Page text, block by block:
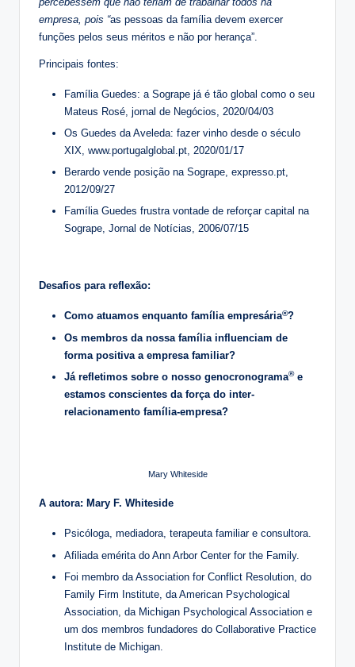
empresa, pois “as pessoas da família devem exercer
funções pelos seus méritos e não por herança”.
Principais fontes:
Família Guedes: a Sogrape já é tão global como o seu
Mateus Rosé, jornal de Negócios, 2020/04/03
Os Guedes da Aveleda: fazer vinho desde o século
XIX, www.portugalglobal.pt, 2020/01/17
Berardo vende posição na Sogrape, expresso.pt,
2012/09/27
Família Guedes frustra vontade de reforçar capital na
Sogrape, Jornal de Notícias, 2006/07/15
Desafios para reflexão:
Como atuamos enquanto família empresária®?
Os membros da nossa família influenciam de
forma positiva a empresa familiar?
Já refletimos sobre o nosso genocronograma®e
estamos conscientes da força do inter-
relacionamento família-empresa?
Mary Whiteside
A autora: Mary F. Whiteside
Psicóloga, mediadora, terapeuta familiar e consultora.
Afiliada emérita do Ann Arbor Center for the Family.
Foi membro da Association for Conflict Resolution, do
Family Firm Institute, da American Psychological
Association, da Michigan Psychological Association e
um dos membros fundadores do Collaborative Practice
Institute de Michigan.